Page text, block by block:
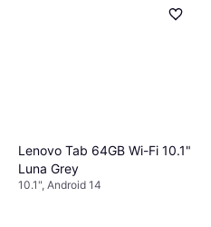
Lenovo Tab 64GB Wi-Fi 10.1"
Luna Grey
10.1", Android 14